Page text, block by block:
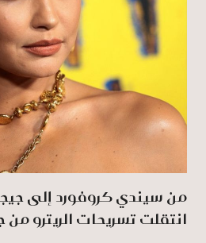
من سيندي كروفورد إلى
انتقلت تسريحات الريترو من